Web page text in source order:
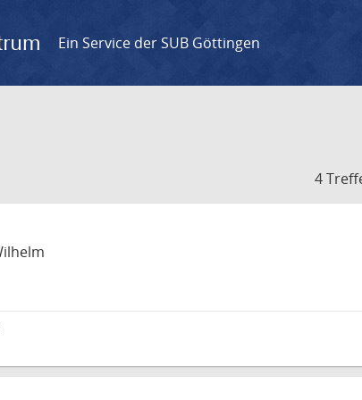
Ein Service der SUB Göttingen
4